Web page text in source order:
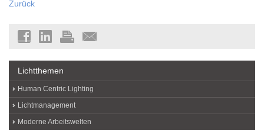
Zurück
Lichtthemen
Human Centric Lighting
Lichtmanagement
Moderne Arbeitswelten